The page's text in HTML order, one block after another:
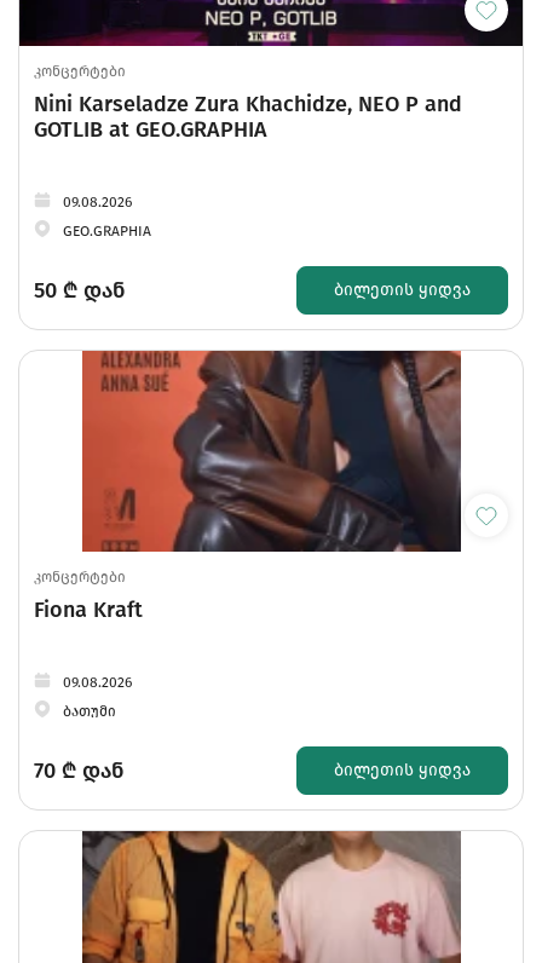
კონცერტები
Nini Karseladze Zura Khachidze, NEO P and
GOTLIB at GEO.GRAPHIA
09.08.2026
GEO.GRAPHIA
50 ₾ დან ᲑᲘᲚᲔᲗᲘᲡ ᲧᲘᲓᲕᲐ
კონცერტები
Fiona Kraft
09.08.2026
ბათუმი
70 ₾ დან ᲑᲘᲚᲔᲗᲘᲡ ᲧᲘᲓᲕᲐ